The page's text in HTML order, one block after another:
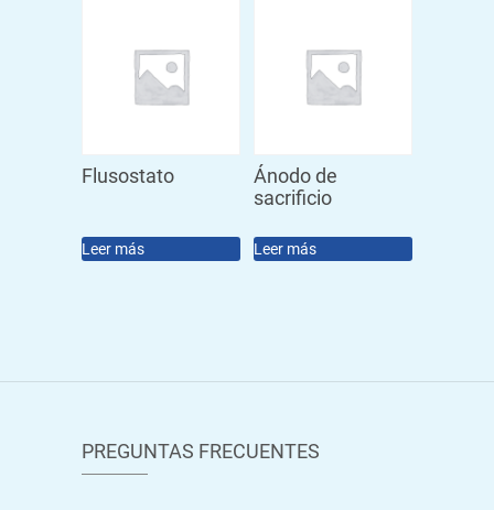
Flusostato
Leer más
Ánodo de
sacrificio
Leer más
PREGUNTAS FRECUENTES